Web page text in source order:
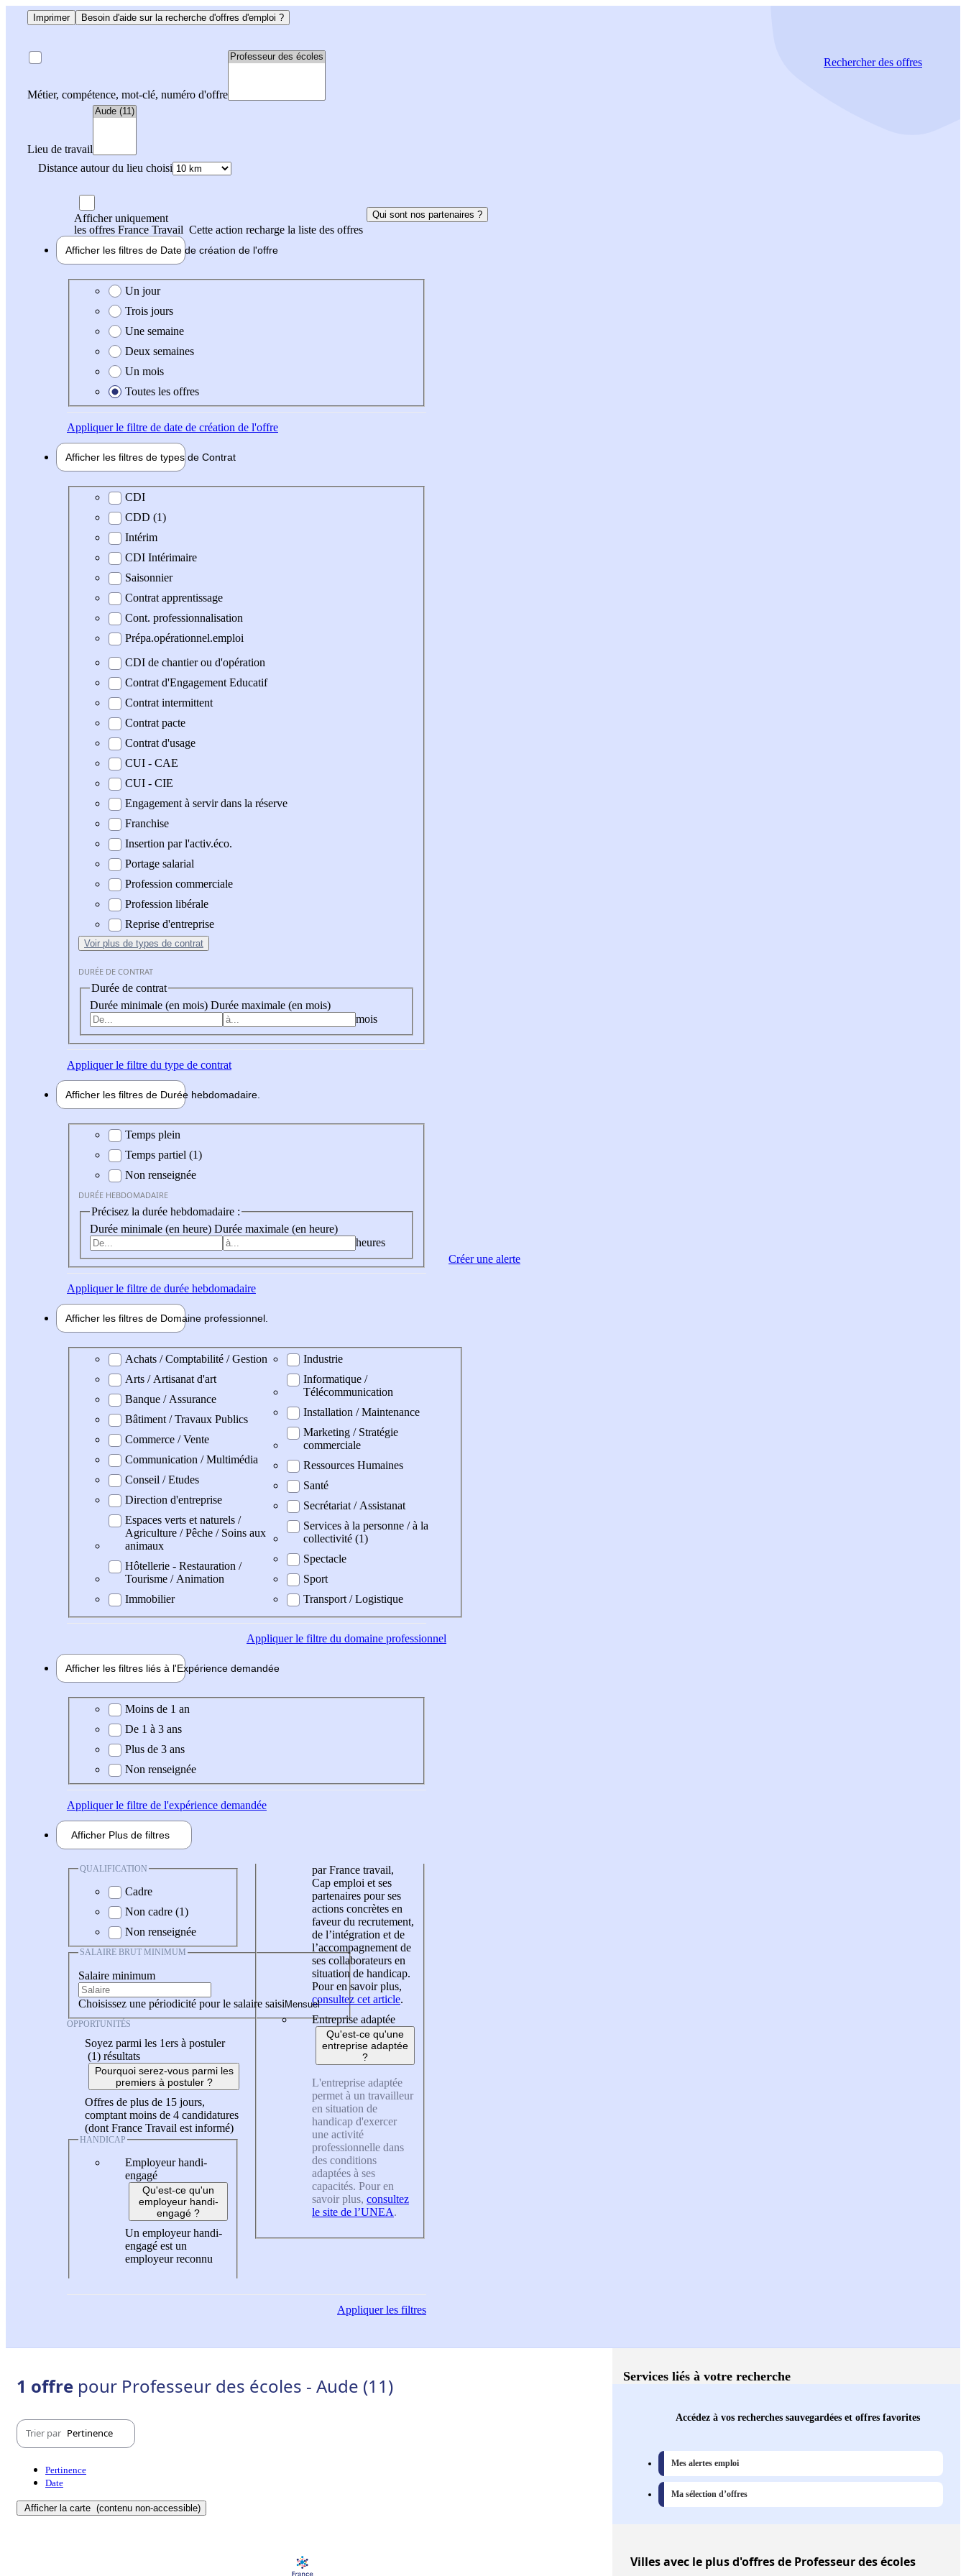
Imprimer Besoin d'aide sur la recherche d'offres d'emploi ?
Métier, compétence, mot-clé, numéro d'offre
Lieu de travail
Distance autour du lieu choisi
Rechercherdes offres
Afficher uniquement
les offres France Travail Cette action recharge la liste des offres
Qui sont nos partenaires ?
Afficher les filtres de Date de création de l'offre
Date de création de l'offre
Un jour
Trois jours
Une semaine
Deux semaines
Un mois
Toutes les offres
Appliquerle filtre de date de création de l'offre
Afficher les filtres de types de Contrat
Type de contrat
CDI
CDD (1)
Intérim
CDI Intérimaire
Saisonnier
Contrat apprentissage
Cont. professionnalisation
Prépa.opérationnel.emploi
CDI de chantier ou d'opération
Contrat d'Engagement Educatif
Contrat intermittent
Contrat pacte
Contrat d'usage
CUI - CAE
CUI - CIE
Engagement à servir dans la réserve
Franchise
Insertion par l'activ.éco.
Portage salarial
Profession commerciale
Profession libérale
Reprise d'entreprise
Voir plus de types de contrat
DURÉE DE CONTRAT
Durée de contrat
Durée minimale (en mois) Durée maximale (en mois)
mois
Appliquerle filtre du type de contrat
Afficher les filtres de Durée hebdomadaire
Durée hebdomadaire
Temps plein
Temps partiel (1)
Non renseignée
DURÉE HEBDOMADAIRE
Précisez la durée hebdomadaire :
Durée minimale (en heure) Durée maximale (en heure)
heures
Appliquerle filtre de durée hebdomadaire
Afficher les filtres de Domaine professionnel
Domaine professionel
Achats / Comptabilité / Gestion
Arts / Artisanat d'art
Banque / Assurance
Bâtiment / Travaux Publics
Commerce / Vente
Communication / Multimédia
Conseil / Etudes
Direction d'entreprise
Espaces verts et naturels /
Agriculture / Pêche / Soins aux
animaux
Hôtellerie - Restauration /
Tourisme / Animation
Immobilier
Industrie
Informatique /
Télécommunication
Installation / Maintenance
Marketing / Stratégie
commerciale
Ressources Humaines
Santé
Secrétariat / Assistanat
Services à la personne / à la
collectivité (1)
Spectacle
Sport
Transport / Logistique
Appliquerle filtre du domaine professionnel
Afficher les filtres liés à l'Expérience demandée
Expérience demandée
Moins de 1 an
De 1 à 3 ans
Plus de 3 ans
Non renseignée
Appliquerle filtre de l'expérience demandée
Afficher Plus de filtres
QUALIFICATION
Cadre
Non cadre (1)
Non renseignée
SALAIRE BRUT MINIMUM
Salaire minimum
Choisissez une périodicité pour le salaire saisi
OPPORTUNITÉS
Soyez parmi les 1ers à postuler
(1) résultats
Pourquoi serez-vous parmi les
premiers à postuler ?
Offres de plus de 15 jours,
comptant moins de 4 candidatures
(dont France Travail est informé)
HANDICAP
Employeur handi-
engagé
Qu'est-ce qu'un
employeur handi-
engagé ?
Un employeur handi-
engagé est un
employeur reconnu
par France travail,
Cap emploi et ses
partenaires pour ses
actions concrètes en
faveur du recrutement,
de l’intégration et de
l’accompagnement de
ses collaborateurs en
situation de handicap.
Pour en savoir plus,
consultez cet article.
Entreprise adaptée
Qu'est-ce qu'une
entreprise adaptée
?
L'entreprise adaptée
permet à un travailleur
en situation de
handicap d'exercer
une activité
professionnelle dans
des conditions
adaptées à ses
capacités. Pour en
savoir plus, consultez
le site de l’UNEA.
Appliquerles filtres
Créer une alerte
1 offre pour Professeur des écoles - Aude (11)
Trier par Pertinence
Pertinence
Date
Afficher la carte (contenu non-accessible)
Services liés à votre recherche
Accédez à vos recherches sauvegardées et offres favorites
Mes alertes emploi
Ma sélection d’offres
Villesavec le plus d'offres de Professeur des écoles